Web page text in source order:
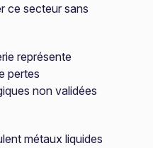
ce secteur sans
représente
pertes
non validées
métaux liquides